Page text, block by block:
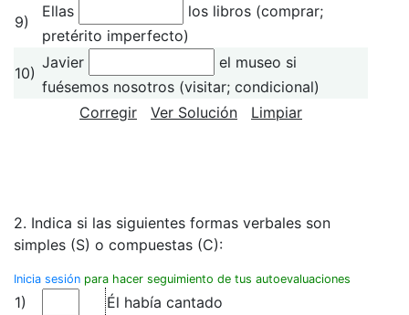
9)
Ellas
los libros (comprar;
pretérito imperfecto)
10)
Javier
el museo si
fuésemos nosotros (visitar; condicional)
Corregir
Ver Solución Limpiar
2. Indica si las siguientes formas verbales son
simples (S) o compuestas (C):
Inicia sesión para hacer seguimiento de tus autoevaluaciones
1)
Él había cantado